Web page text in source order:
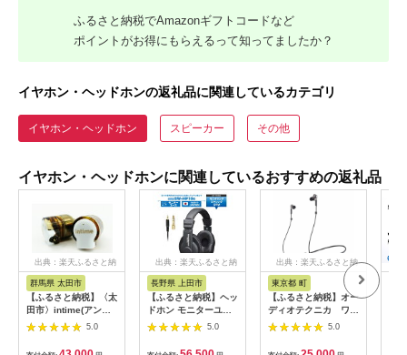
ふるさと納税でAmazonギフトコードなど
ポイントがお得にもらえるって知ってましたか？
イヤホン・ヘッドホンの返礼品に関連しているカテゴリ
イヤホン・ヘッドホン スピーカー その他
イヤホン・ヘッドホンに関連しているおすすめの返礼品
出典：楽天ふるさと納
群馬県 太田市
【ふるさと納税】〈太
田市〉intime(アンテ
ィーム)雅MarkII
Type-P【1461142】
5.0
出典：楽天ふるさと納
長野県 上田市
【ふるさと納税】ヘッ
ドホン モニターユー
スヘッドホン SOUND
WARRIOR SW-
HP10s 音楽 ゲーム
5.0
出典：楽天ふるさと納
東京都 町
【ふるさと納税】オー
ディオテクニカ ワイ
ヤレスイヤホンATH-
CKS660XBT GM（ガ
ンメタリック）
5.0